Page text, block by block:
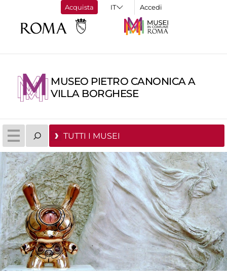
Acquista Accedi
MUSEO PIETRO CANONICA A
VILLA BORGHESE
TUTTI I MUSEI